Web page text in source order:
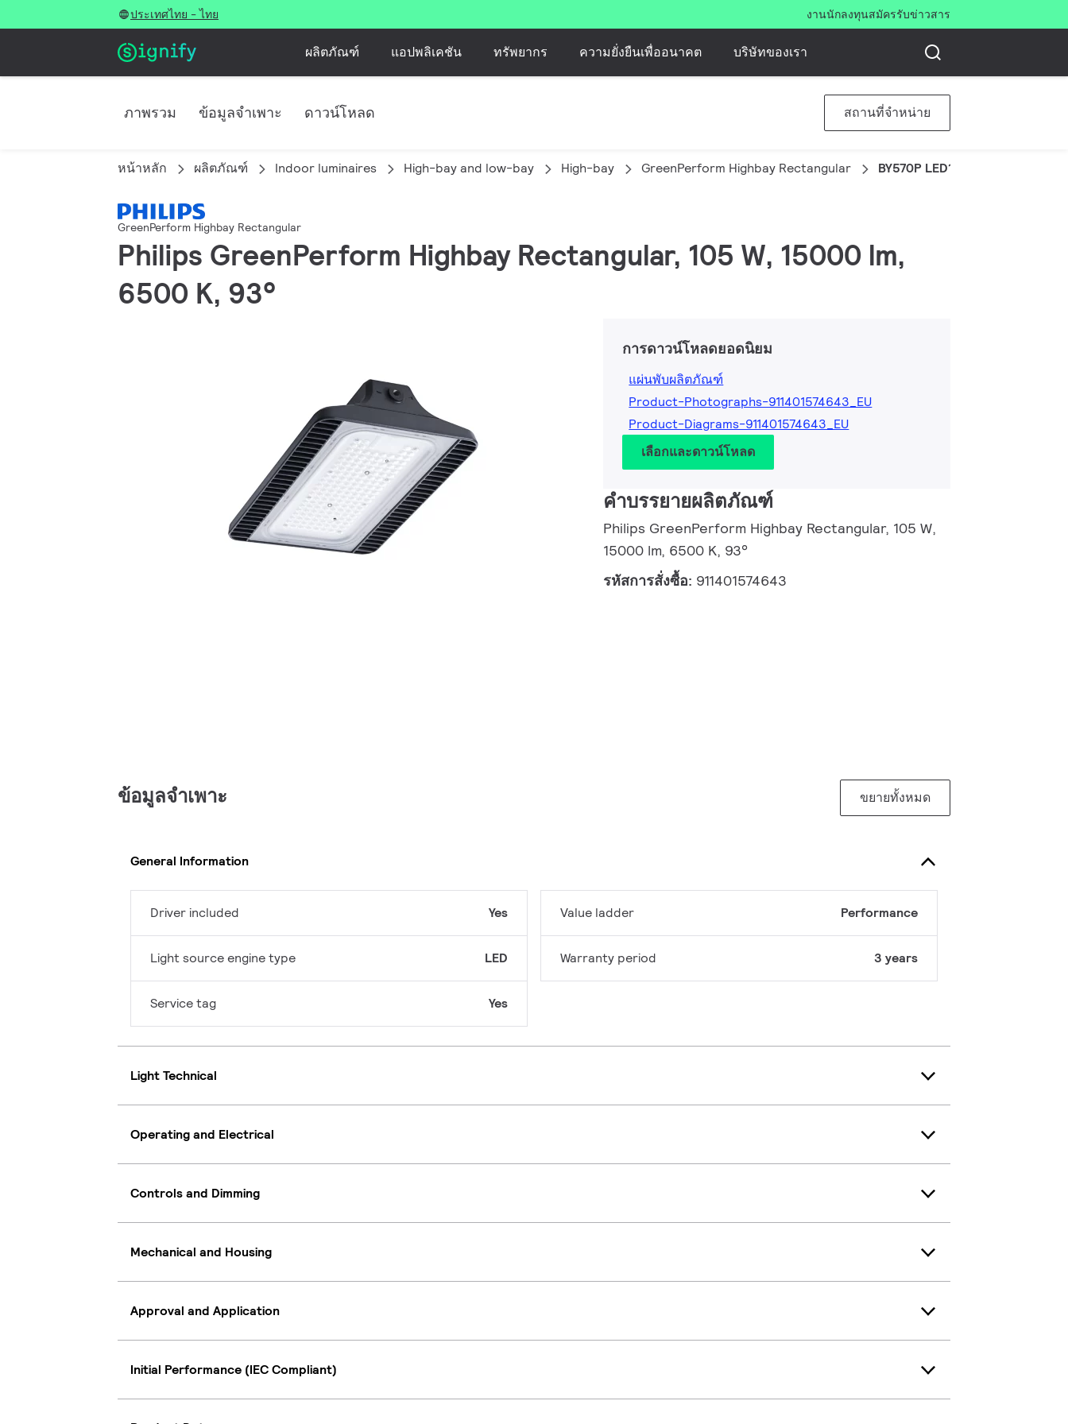
ประเทศไทย - ไทย งานนักลงทุนสมัครรับข่าวสาร
ผลิตภัณฑ์ แอปพลิเคชัน ทรัพยากร ความยั่งยืนเพื่ออนาคต บริษัทของเรา
ภาพรวม ข้อมูลจำเพาะ ดาวน์โหลด สถานที่จำหน่าย
หน้าหลัก ผลิตภัณฑ์ Indoor luminaires High-bay and low-bay High-bay GreenPerform Highbay Rectangular BY570P LED150/CW PSU WB SP
GreenPerform Highbay Rectangular
Philips GreenPerform Highbay Rectangular, 105 W, 15000 lm,
6500 K, 93°
การดาวน์โหลดยอดนิยม
แผ่นพับผลิตภัณฑ์
Product-Photographs-911401574643_EU
Product-Diagrams-911401574643_EU
เลือกและดาวน์โหลด
คำบรรยายผลิตภัณฑ์
Philips GreenPerform Highbay Rectangular, 105 W,
15000 lm, 6500 K, 93°
รหัสการสั่งซื้อ: 911401574643
ข้อมูลจำเพาะ ขยายทั้งหมด
General Information
Driver included Yes
Light source engine type LED
Service tag Yes
Value ladder Performance
Warranty period 3 years
Light Technical
Operating and Electrical
Controls and Dimming
Mechanical and Housing
Approval and Application
Initial Performance (IEC Compliant)